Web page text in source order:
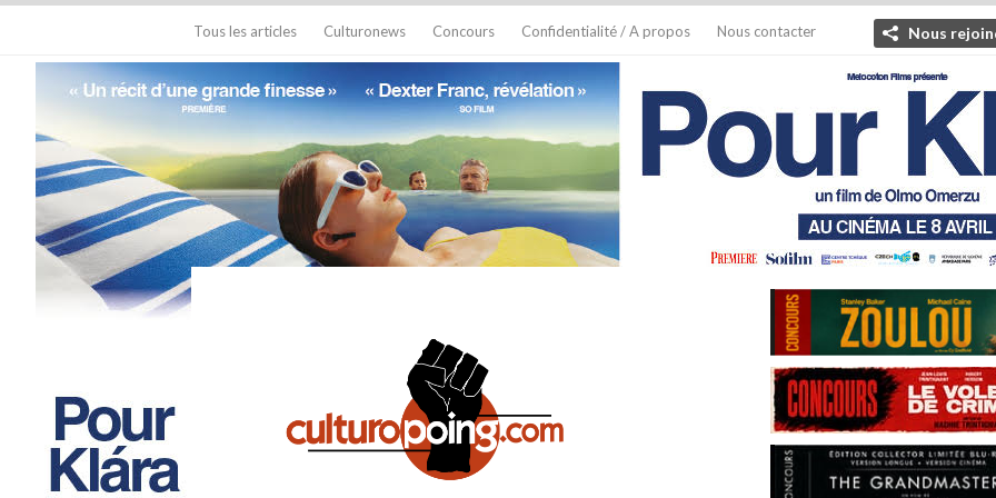
Tous les articles Culturonews Concours Confidentialité / A propos Nous contacter Nous